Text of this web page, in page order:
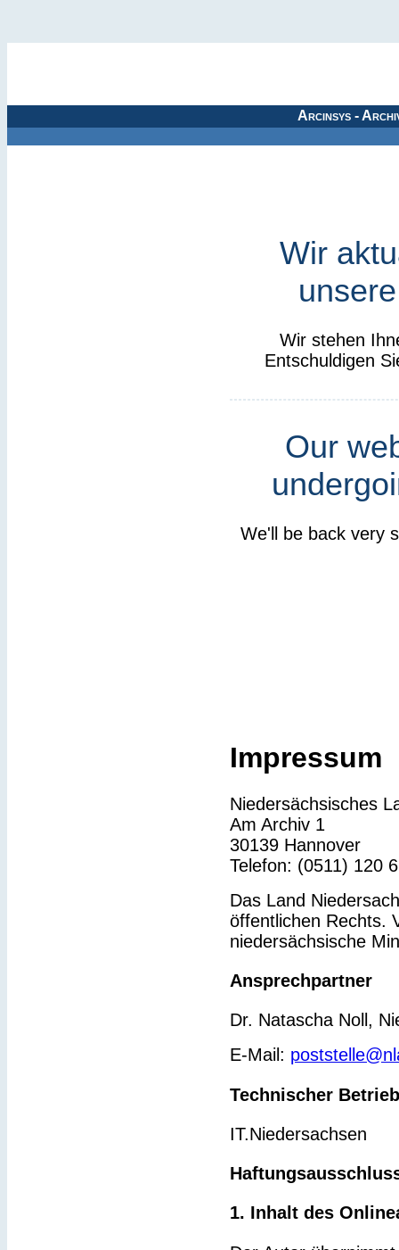
Arcinsys -
Wir
Wir stehen
Entschuldigen
Our
We'll be back very
Impressum
Niedersächsisches
Am Archiv 1
30139 Hannover
Telefon: (0511) 120
Das Land
öffentlichen Rechts.
niedersächsische
Ansprechpartner
Dr. Natascha Noll,
E-Mail:
Technischer Betrieb
IT.Niedersachsen
1. Inhalt des